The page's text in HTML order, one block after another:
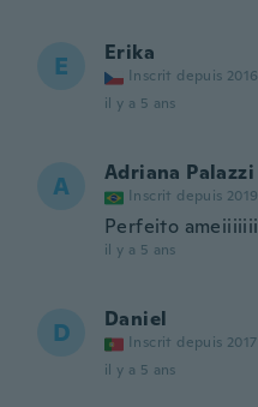
E Erika
Inscrit depuis 2016
il y a 5 ans
A Adriana Palazzi
Inscrit depuis 2019
Perfeito ameiiiiiii
il y a 5 ans
D Daniel
Inscrit depuis 2017
il y a 5 ans